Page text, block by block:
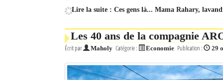
Lire la suite : Ces gens là... Mama Rahary,
Les 40 ans de la compagnie
Écrit par Maholy Catégorie : Economie Publication : 29